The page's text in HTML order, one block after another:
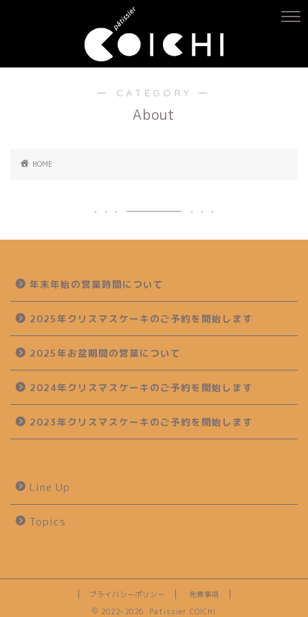
― CATEGORY ―
About
HOME
年末年始の営業時間について
2025年クリスマスケーキのご予約を開始します
2025年お盆期間の営業について
2024年クリスマスケーキのご予約を開始します
2023年クリスマスケーキのご予約を開始します
Line Up
Topics
プライバシーポリシー
免責事項
2022–2026 Patissier COICHI